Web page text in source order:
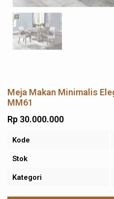
Meja Makan Minimalis
MM61
Rp 30.000.000
Kode
Stok
Kategori